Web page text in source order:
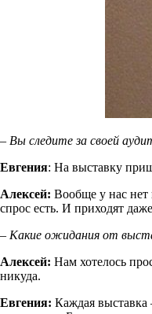
– Вы следите за своей
Евгения: На выставку
Алексей: Вообще у нас нет
спрос есть. И приходят
– Какие ожидания от
Алексей: Нам хотелось
никуда.
Евгения: Каждая выставка